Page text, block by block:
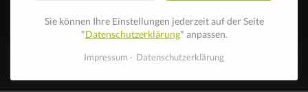
Sie können Ihre Einstellungen jederzeit auf der Seite
"Datenschutzerklärung" anpassen.
Impressum Datenschutzerklärung